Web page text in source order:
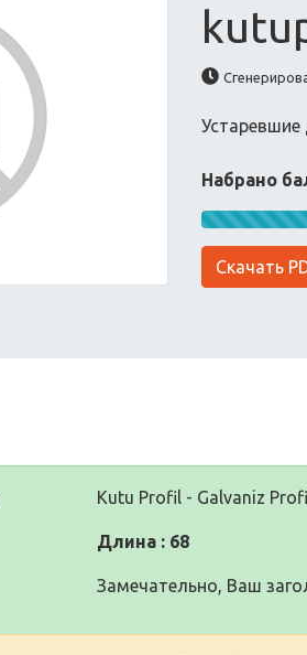
Устаревшие
Набрано
Скачать
Kutu Profil - Galvaniz
Длина : 68
Замечательно, Ваш